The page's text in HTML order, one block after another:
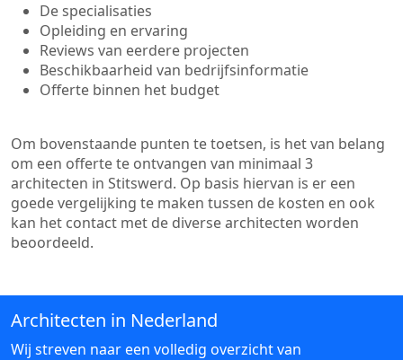
De specialisaties
Opleiding en ervaring
Reviews van eerdere projecten
Beschikbaarheid van bedrijfsinformatie
Offerte binnen het budget
Om bovenstaande punten te toetsen, is het van belang
om een offerte te ontvangen van minimaal 3
architecten in Stitswerd. Op basis hiervan is er een
goede vergelijking te maken tussen de kosten en ook
kan het contact met de diverse architecten worden
beoordeeld.
Architecten in Nederland
Wij streven naar een volledig overzicht van